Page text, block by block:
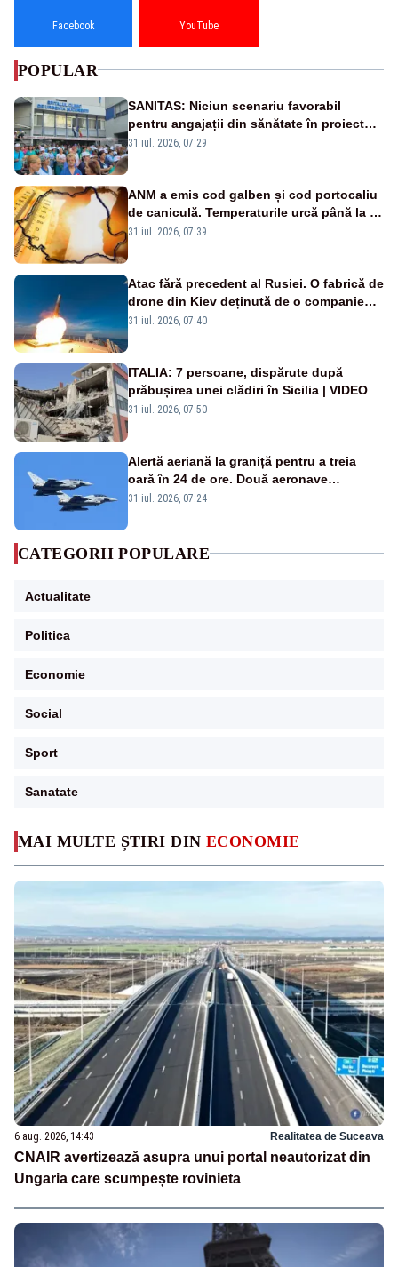
MAI MULTE ȘTIRI DIN ECONOMIE
6 aug. 2026, 14:43 Realitatea de Suceava
CNAIR avertizează asupra unui portal neautorizat din
Ungaria care scumpește rovinieta
Facebook YouTube
POPULAR
SANITAS: Niciun scenariu favorabil
pentru angajații din sănătate în proiectul
Legii salarizării
31 iul. 2026, 07:29
ANM a emis cod galben și cod portocaliu
de caniculă. Temperaturile urcă până la 38
de grade, iar nopțile devin tropicale
31 iul. 2026, 07:39
Atac fără precedent al Rusiei. O fabrică de
drone din Kiev deținută de o companie
americană, distrusă de o rachetă
31 iul. 2026, 07:40
ITALIA: 7 persoane, dispărute după
prăbușirea unei clădiri în Sicilia | VIDEO
31 iul. 2026, 07:50
Alertă aeriană la graniță pentru a treia
oară în 24 de ore. Două aeronave
Eurofighter britanice au fost ridicate de la
31 iul. 2026, 07:24
CATEGORII POPULARE
Actualitate
Politica
Economie
Social
Sport
Sanatate